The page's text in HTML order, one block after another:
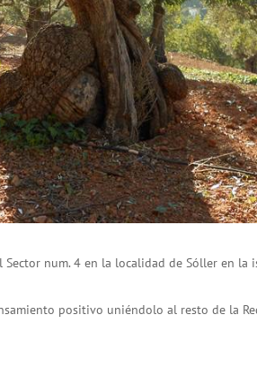
num. 4 en la localidad de Sóller en la
positivo uniéndolo al resto de la